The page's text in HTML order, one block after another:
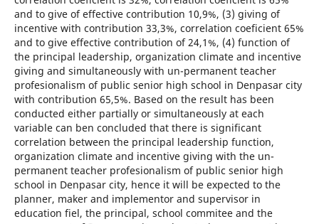
and to give of effective contribution 10,9%, (3) giving of
incentive with contribution 33,3%, correlation coeficient 65%
and to give effective contribution of 24,1%, (4) function of
the principal leadership, organization climate and incentive
giving and simultaneously with un-permanent teacher
profesionalism of public senior high school in Denpasar city
with contribution 65,5%. Based on the result has been
conducted either partially or simultaneously at each
variable can ben concluded that there is significant
correlation between the principal leadership function,
organization climate and incentive giving with the un-
permanent teacher profesionalism of public senior high
school in Denpasar city, hence it will be expected to the
planner, maker and implementor and supervisor in
education fiel, the principal, school commitee and the